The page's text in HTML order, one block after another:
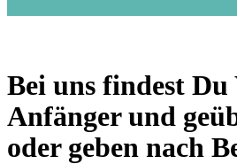
Bei uns findest
Anfänger und
oder geben nach